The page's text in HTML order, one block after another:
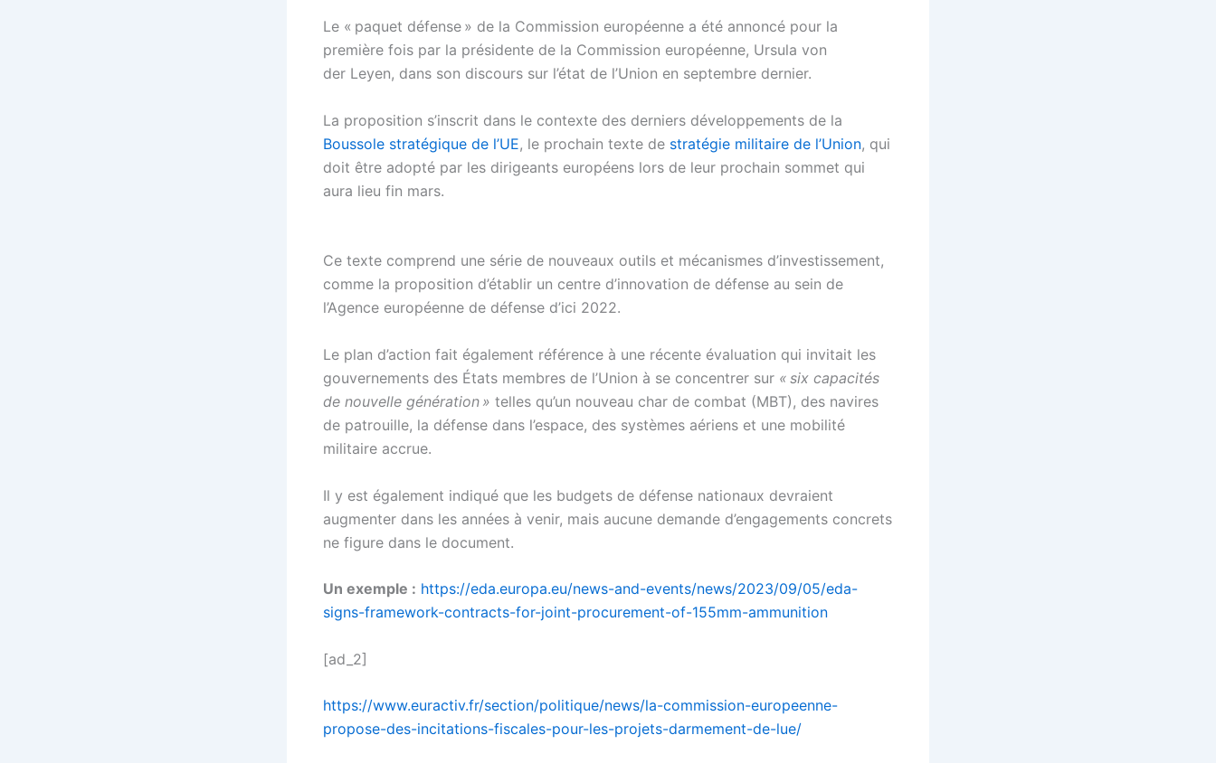
Le « paquet défense » de la Commission européenne a été annoncé pour la
première fois par la présidente de la Commission européenne, Ursula von
der Leyen, dans son discours sur l’état de l’Union en septembre dernier.
La proposition s’inscrit dans le contexte des derniers développements de la
Boussole stratégique de l’UE, le prochain texte de stratégie militaire de l’Union, qui
doit être adopté par les dirigeants européens lors de leur prochain sommet qui
aura lieu fin mars.
Ce texte comprend une série de nouveaux outils et mécanismes d’investissement,
comme la proposition d’établir un centre d’innovation de défense au sein de
l’Agence européenne de défense d’ici 2022.
Le plan d’action fait également référence à une récente évaluation qui invitait les
gouvernements des États membres de l’Union à se concentrer sur « six capacités
de nouvelle génération » telles qu’un nouveau char de combat (MBT), des navires
de patrouille, la défense dans l’espace, des systèmes aériens et une mobilité
militaire accrue.
Il y est également indiqué que les budgets de défense nationaux devraient
augmenter dans les années à venir, mais aucune demande d’engagements concrets
ne figure dans le document.
Un exemple : https://eda.europa.eu/news-and-events/news/2023/09/05/eda-
signs-framework-contracts-for-joint-procurement-of-155mm-ammunition
[ad_2]
https://www.euractiv.fr/section/politique/news/la-commission-europeenne-
propose-des-incitations-fiscales-pour-les-projets-darmement-de-lue/